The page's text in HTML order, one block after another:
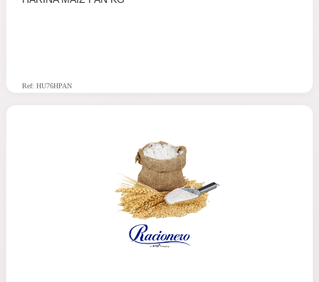
Ref: HU76HPAN